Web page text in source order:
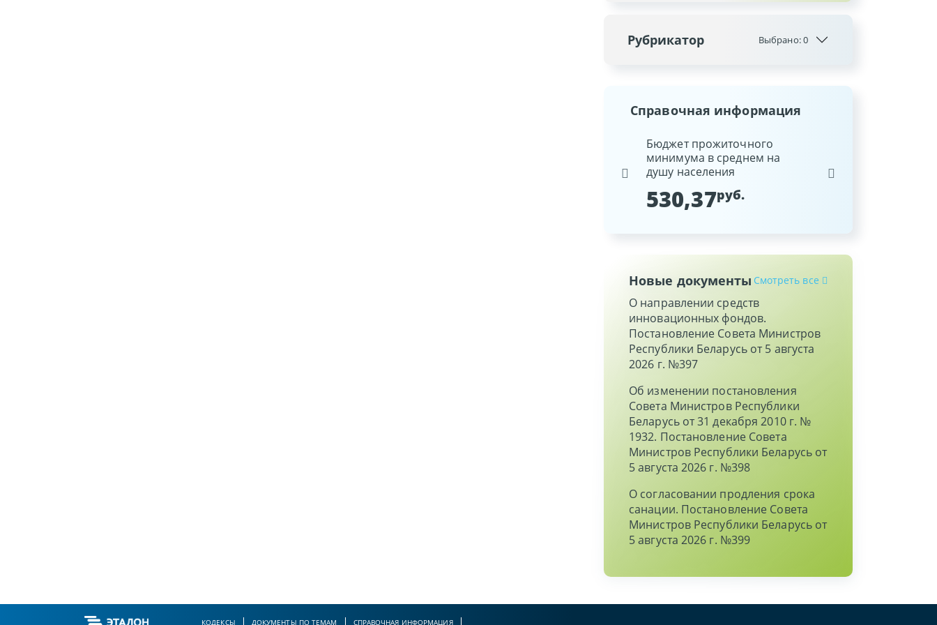
Рубрикатор Выбрано:0
Справочная информация
Бюджет прожиточного
минимума в среднем на
душу населения
530,37руб.
Республики Беларусь
Новые документы Смотреть все
О направлении средств
инновационных фондов.
Постановление Совета Министров
Республики Беларусь от 5 августа
2026 г. №397
Об изменении постановления
Совета Министров Республики
Беларусь от 31 декабря 2010 г. №
1932. Постановление Совета
Министров Республики Беларусь от
5 августа 2026 г. №398
О согласовании продления срока
санации. Постановление Совета
Министров Республики Беларусь от
5 августа 2026 г. №399
КОДЕКСЫ ДОКУМЕНТЫ ПО ТЕМАМ СПРАВОЧНАЯ ИНФОРМАЦИЯ